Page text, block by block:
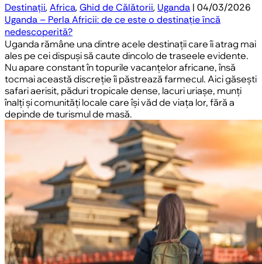
Destinații,Africa,Ghid de Călătorii, Uganda | 04/03/2026
Uganda – Perla Africii: de ce este o destinație încă
nedescoperită?
Uganda rămâne una dintre acele destinații care îi atrag mai
ales pe cei dispuși să caute dincolo de traseele evidente.
Nu apare constant în topurile vacanțelor africane, însă
tocmai această discreție îi păstrează farmecul. Aici găsești
safari aerisit, păduri tropicale dense, lacuri uriașe, munți
înalți și comunități locale care își văd de viața lor, fără a
depinde de turismul de masă.